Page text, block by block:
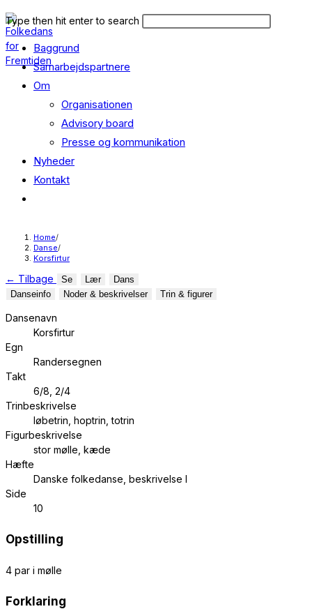
Skip
to
content
Search
this
website
Type then hit enter to search
Baggrund
Samarbejdspartnere
Om
Organisationen
Advisory board
Presse og kommunikation
Nyheder
Kontakt
search
Home/
Danse/
Korsfirtur
← Tilbage Se Lær
Dans
Danseinfo
Noder & beskrivelser Trin & figurer
Dansenavn
Korsfirtur
Egn
Randersegnen
Takt
6/8, 2/4
Trinbeskrivelse
løbetrin, hoptrin, totrin
Figurbeskrivelse
stor mølle, kæde
Hæfte
Danske folkedanse, beskrivelse I
Side
10
Opstilling
4 par i mølle
Forklaring